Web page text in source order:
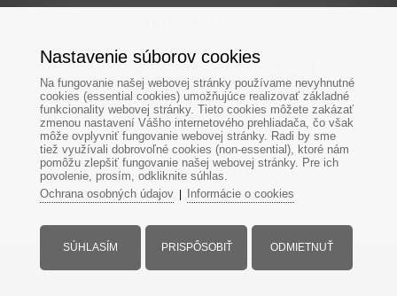
02 / 43 33 00 54
Ak sa nedovoláte na prvýkrát skúste zavolať neskôr,linka býva počas sezóny často
veľmi vyťažená. Ďakujeme za pochopenie
SOCIÁLNE SIETE
Nastavenie súborov cookies
Na fungovanie našej webovej stránky používame nevyhnutné
cookies (essential cookies) umožňujúce realizovať základné
funkcionality webovej stránky. Tieto cookies môžete zakázať
zmenou nastavení Vášho internetového prehliadača, čo však
môže ovplyvniť fungovanie webovej stránky. Radi by sme
tiež využívali dobrovoľné cookies (non-essential), ktoré nám
pomôžu zlepšiť fungovanie našej webovej stránky. Pre ich
povolenie, prosím, odkliknite súhlas.
Ochrana osobných údajov| Informácie o cookies
SÚHLASÍM PRISPÔSOBIŤ ODMIETNUŤ